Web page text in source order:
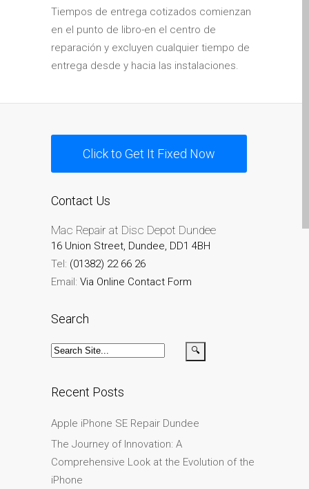
Ordenadores Apple Mac
reacondicionados en
Dundee
Reparación de Apple iPod
Reparación de Apple Mac
agrietadas de Apple
MacBook en Dundee:
Reparaciones para el
¿Por qué confiar Mac
Repair con su Apple?
fr (Français)
Affiche publicitaire –
Réparation d’Apple Mac ici
Tiempos de entrega cotizados comienzan
en el punto de libro-en el centro de
reparación y excluyen cualquier tiempo de
entrega desde y hacia las instalaciones.
Click to Get It Fixed Now
Contact Us
Mac Repair at Disc Depot Dundee
16 Union Street, Dundee, DD1 4BH
Tel: (01382) 22 66 26
Email: Via Online Contact Form
Search
Recent Posts
Apple iPhone SE Repair Dundee
The Journey of Innovation: A
Comprehensive Look at the Evolution of the
iPhone